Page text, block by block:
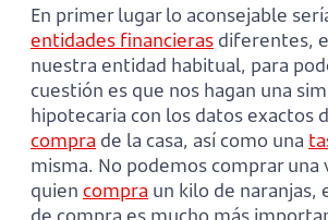
En primer lugar lo aconsejable
entidades financieras diferentes,
nuestra entidad habitual, para
cuestión es que nos hagan una
hipotecaria con los datos exactos
compra de la casa, así como una
misma. No podemos comprar una
quien compra un kilo de naranjas,
de compra es mucho más